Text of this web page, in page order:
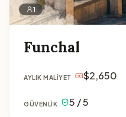
1
Funchal
AYLIK MALIYET $2,650
GÜVENLIK 5 / 5